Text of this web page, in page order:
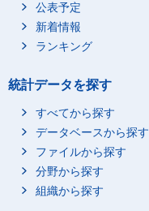
公表予定
新着情報
ランキング
統計データを探す
すべてから探す
データベースから探す
ファイルから探す
分野から探す
組織から探す